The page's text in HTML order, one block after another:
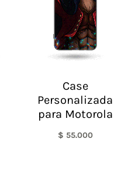
Case
Personalizada
para Motorola
$ 55.000